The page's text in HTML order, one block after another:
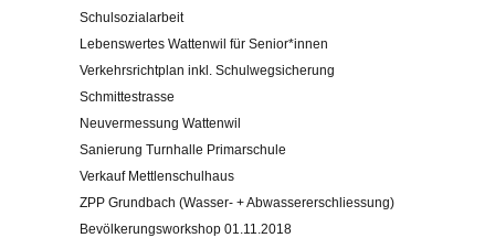
Impressum
Schulsozialarbeit
Lebenswertes Wattenwil für Senior*innen
Verkehrsrichtplan inkl. Schulwegsicherung
Schmittestrasse
Neuvermessung Wattenwil
Sanierung Turnhalle Primarschule
Verkauf Mettlenschulhaus
ZPP Grundbach (Wasser- + Abwassererschliessung)
Bevölkerungsworkshop 01.11.2018